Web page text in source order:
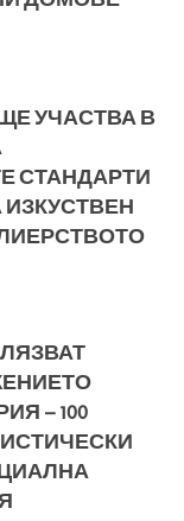
УЧАСТВА В
СТАНДАРТИ
– 100